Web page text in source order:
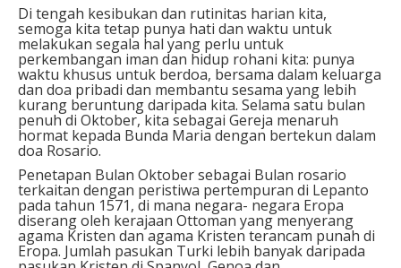
Di tengah kesibukan dan rutinitas harian kita,
semoga kita tetap punya hati dan waktu untuk
melakukan segala hal yang perlu untuk
perkembangan iman dan hidup rohani kita: punya
waktu khusus untuk berdoa, bersama dalam keluarga
dan doa pribadi dan membantu sesama yang lebih
kurang beruntung daripada kita. Selama satu bulan
penuh di Oktober, kita sebagai Gereja menaruh
hormat kepada Bunda Maria dengan bertekun dalam
doa Rosario.
Penetapan Bulan Oktober sebagai Bulan rosario
terkaitan dengan peristiwa pertempuran di Lepanto
pada tahun 1571, di mana negara- negara Eropa
diserang oleh kerajaan Ottoman yang menyerang
agama Kristen dan agama Kristen terancam punah di
Eropa. Jumlah pasukan Turki lebih banyak daripada